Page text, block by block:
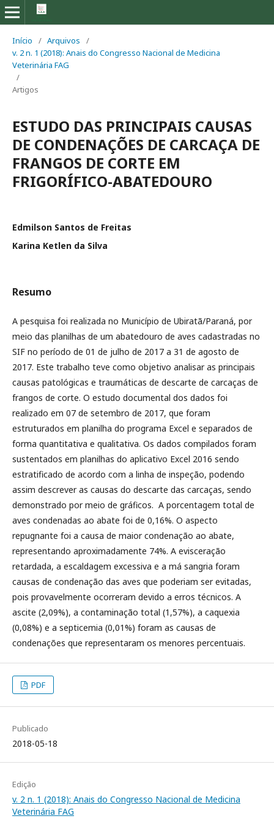
Início / Arquivos
/
v. 2 n. 1 (2018): Anais do Congresso Nacional de Medicina
Veterinária FAG
/
Artigos
ESTUDO DAS PRINCIPAIS CAUSAS
DE CONDENAÇÕES DE CARCAÇA DE
FRANGOS DE CORTE EM
FRIGORÍFICO-ABATEDOURO
Edmilson Santos de Freitas
Karina Ketlen da Silva
Resumo
A pesquisa foi realizada no Município de Ubiratã/Paraná, por
meio das planilhas de um abatedouro de aves cadastradas no
SIF no período de 01 de julho de 2017 a 31 de agosto de
2017. Este trabalho teve como objetivo analisar as principais
causas patológicas e traumáticas de descarte de carcaças de
frangos de corte. O estudo documental dos dados foi
realizado em 07 de setembro de 2017, que foram
estruturados em planilha do programa Excel e separados de
forma quantitativa e qualitativa. Os dados compilados foram
sustentados em planilhas do aplicativo Excel 2016 sendo
estratificado de acordo com a linha de inspeção, podendo
assim descrever as causas do descarte das carcaças, sendo
demonstrado por meio de gráficos. A porcentagem total de
aves condenadas ao abate foi de 0,16%. O aspecto
repugnante foi a causa de maior condenação ao abate,
representando aproximadamente 74%. A evisceração
retardada, a escaldagem excessiva e a má sangria foram
causas de condenação das aves que poderiam ser evitadas,
pois provavelmente ocorreram devido a erros técnicos. A
ascite (2,09%), a contaminação total (1,57%), a caquexia
(0,08%) e a septicemia (0,01%) foram as causas de
condenações que representaram os menores percentuais.
PDF
Publicado
2018-05-18
Edição
v. 2 n. 1 (2018): Anais do Congresso Nacional de Medicina
Veterinária FAG